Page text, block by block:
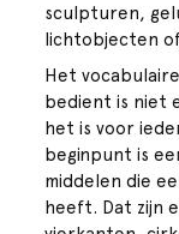
sculpturen,
lichtobjecten
Het
bedient is niet
het is voor
beginpunt is
middelen die
heeft. Dat zijn